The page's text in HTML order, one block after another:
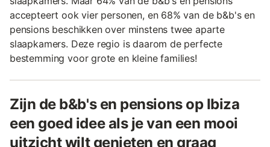
accepteert ook vier personen, en 68% van de b&b's en
pensions beschikken over minstens twee aparte
slaapkamers. Deze regio is daarom de perfecte
bestemming voor grote en kleine families!
Zijn de b&b's en pensions op Ibiza
een goed idee als je van een mooi
uitzicht wilt genieten en graag